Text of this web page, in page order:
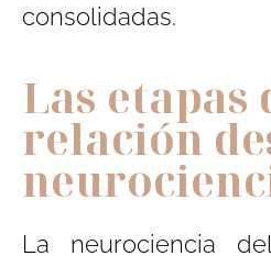
consolidadas.
Las etapas
relación
La neurociencia